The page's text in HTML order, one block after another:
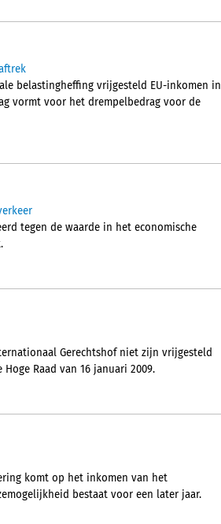
belastingheffing vrijgesteld EU-inkomen in
vormt voor het drempelbedrag voor de
tegen de waarde in het economische
Gerechtshof niet zijn vrijgesteld
Raad van 16 januari 2009.
komt op het inkomen van het
bestaat voor een later jaar.